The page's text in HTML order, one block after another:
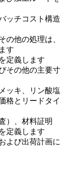
ッチコスト構造
の他の処理は、
す
定義します
その他の主要寸
ッキ、リン酸塩
格とリードタイ
）、材料証明
定義します
よび出荷計画に